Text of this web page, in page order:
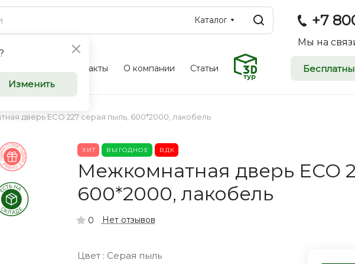
Изменить
Каталог +7
Мы на
Контакты О компании Статьи
дверь ECO 227 серая пыль, 600*2000, лакобель
ХИТ ВЫГОДНОЕ ВДК
Межкомнатная дверь ECO
600*2000, лакобель
0 Нет отзывов
Цвет : Серая пыль
и
приглашает к
дизайнеров и
Межкомнатные и
входные двери
Компания Saloondverei.ru
сотрудничеству коммерческие
организации, застройщиков,